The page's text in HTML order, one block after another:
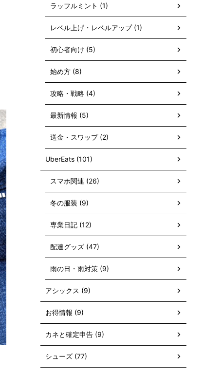
う。 なお、ウォーキングの服装は吸水・速乾性
ラッフルミント (1)
レベル上げ・レベルアップ (1)
初心者向け (5)
始め方 (8)
攻略・戦略 (4)
最新情報 (5)
送金・スワップ (2)
UberEats (101)
スマホ関連 (26)
冬の服装 (9)
専業日記 (12)
配達グッズ (47)
雨の日・雨対策 (9)
アシックス (9)
お得情報 (9)
カネと確定申告 (9)
シューズ (77)